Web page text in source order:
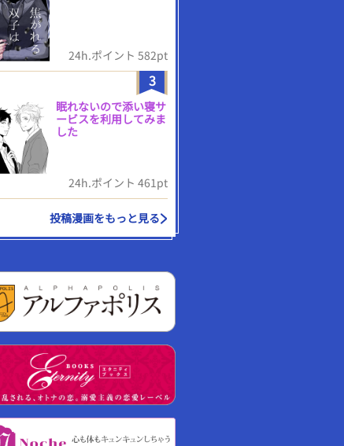
24h.ポイント 582pt
3
眠れないので添い寝サ
ービスを利用してみま
した
24h.ポイント 461pt
投稿漫画をもっと見る